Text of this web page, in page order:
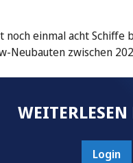
noch einmal acht
Neubauten zwischen
Login